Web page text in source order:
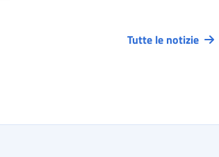
Tutte le notizie